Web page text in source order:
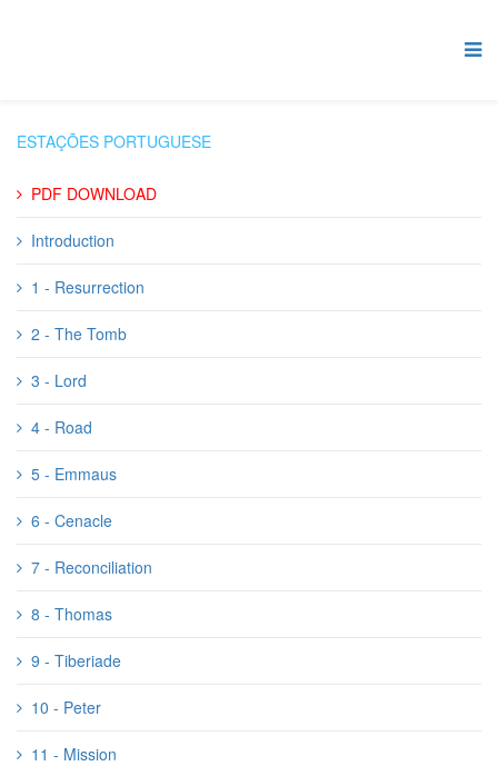
ESTAÇÕES PORTUGUESE
PDF DOWNLOAD
Introduction
1 - Resurrection
2 - The Tomb
3 - Lord
4 - Road
5 - Emmaus
6 - Cenacle
7 - Reconciliation
8 - Thomas
9 - Tiberiade
10 - Peter
11 - Mission